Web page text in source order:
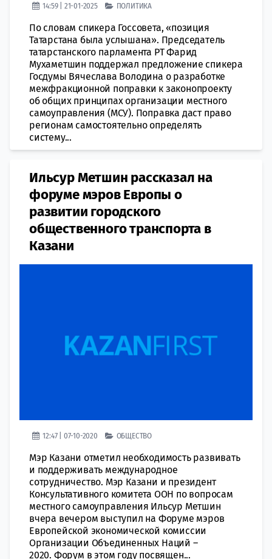
14:59 | 21-01-2025 ПОЛИТИКА
По словам спикера Госсовета, «позиция
Татарстана была услышана». Председатель
татарстанского парламента РТ Фарид
Мухаметшин поддержал предложение спикера
Госдумы Вячеслава Володина о разработке
межфракционной поправки к законопроекту
об общих принципах организации местного
самоуправления (МСУ). Поправка даст право
регионам самостоятельно определять
систему...
Ильсур Метшин рассказал на
форуме мэров Европы о
развитии городского
общественного транспорта в
Казани
12:47 | 07-10-2020 ОБЩЕСТВО
Мэр Казани отметил необходимость развивать
и поддерживать международное
сотрудничество. Мэр Казани и президент
Консультативного комитета ООН по вопросам
местного самоуправления Ильсур Метшин
вчера вечером выступил на Форуме мэров
Европейской экономической комиссии
Организации Объединенных Наций –
2020. Форум в этом году посвящен...